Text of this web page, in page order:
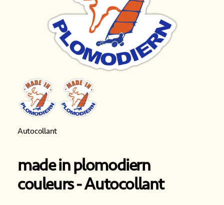
Autocollant
made in plomodiern
couleurs Autocollant